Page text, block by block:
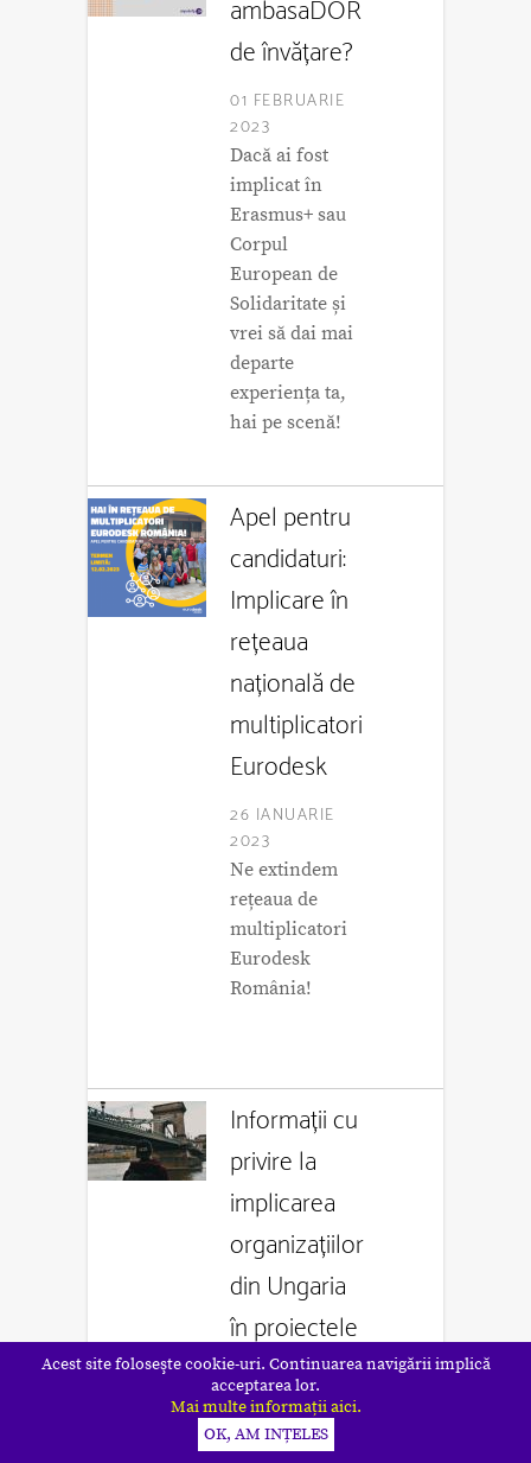
ambasaDOR
de învățare?
01 FEBRUARIE
2023
Dacă ai fost
implicat în
Erasmus+ sau
Corpul
European de
Solidaritate și
vrei să dai mai
departe
experiența ta,
hai pe scenă!
Apel pentru
candidaturi:
Implicare în
rețeaua
națională de
multiplicatori
Eurodesk
26 IANUARIE
2023
Ne extindem
rețeaua de
multiplicatori
Eurodesk
România!
Informații cu
privire la
implicarea
organizațiilor
din Ungaria
în proiectele
Erasmus+ si
Corpul
European
Acest site foloseşte cookie-uri. Continuarea navigării implică
acceptarea lor.
Mai multe informații aici.
OK, AM INȚELES